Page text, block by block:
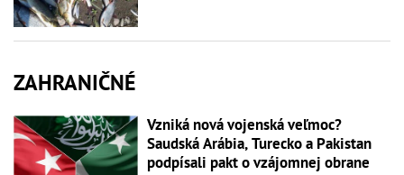
ZAHRANIČNÉ
Vzniká nová vojenská veľmoc?
Saudská Arábia, Turecko a Pakistan
podpísali pakt o vzájomnej obrane